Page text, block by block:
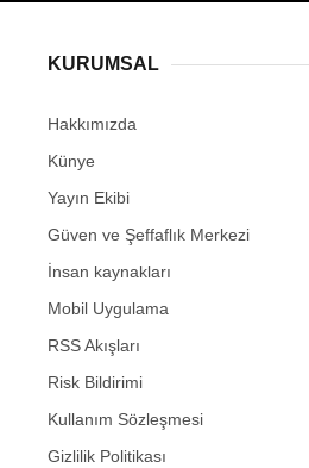
KURUMSAL
Hakkımızda
Künye
Yayın Ekibi
Güven ve Şeffaflık Merkezi
İnsan kaynakları
Mobil Uygulama
RSS Akışları
Risk Bildirimi
Kullanım Sözleşmesi
Gizlilik Politikası